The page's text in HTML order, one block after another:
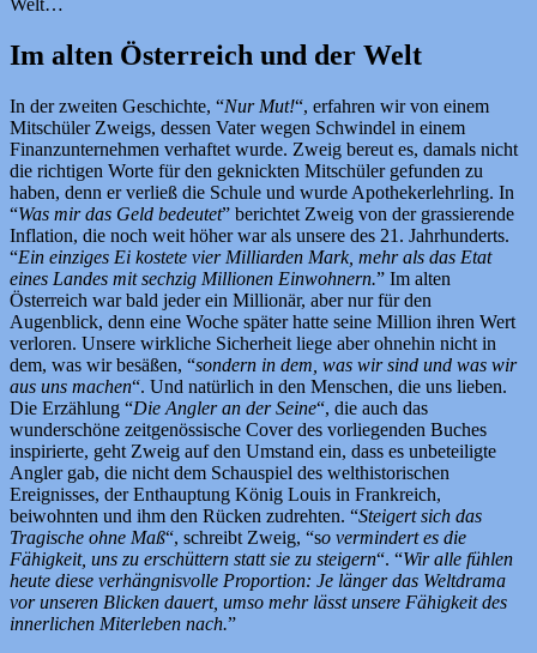
Welt…
Im alten Österreich und der Welt
In der zweiten Geschichte, “Nur Mut!“, erfahren wir von einem
Mitschüler Zweigs, dessen Vater wegen Schwindel in einem
Finanzunternehmen verhaftet wurde. Zweig bereut es, damals nicht
die richtigen Worte für den geknickten Mitschüler gefunden zu
haben, denn er verließ die Schule und wurde Apothekerlehrling. In
“Was mir das Geld bedeutet” berichtet Zweig von der grassierende
Inflation, die noch weit höher war als unsere des 21. Jahrhunderts.
“Ein einziges Ei kostete vier Milliarden Mark, mehr als das Etat
eines Landes mit sechzig Millionen Einwohnern.” Im alten
Österreich war bald jeder ein Millionär, aber nur für den
Augenblick, denn eine Woche später hatte seine Million ihren Wert
verloren. Unsere wirkliche Sicherheit liege aber ohnehin nicht in
dem, was wir besäßen, “sondern in dem, was wir sind und was wir
aus uns machen“. Und natürlich in den Menschen, die uns lieben.
Die Erzählung “Die Angler an der Seine“, die auch das
wunderschöne zeitgenössische Cover des vorliegenden Buches
inspirierte, geht Zweig auf den Umstand ein, dass es unbeteiligte
Angler gab, die nicht dem Schauspiel des welthistorischen
Ereignisses, der Enthauptung König Louis in Frankreich,
beiwohnten und ihm den Rücken zudrehten. “Steigert sich das
Tragische ohne Maß“, schreibt Zweig, “so vermindert es die
Fähigkeit, uns zu erschüttern statt sie zu steigern“. “Wir alle fühlen
heute diese verhängnisvolle Proportion: Je länger das Weltdrama
vor unseren Blicken dauert, umso mehr lässt unsere Fähigkeit des
innerlichen Miterleben nach.”